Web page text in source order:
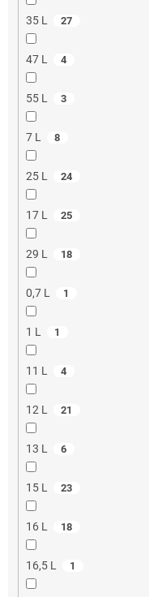
35 L 27
47 L 4
55 L 3
7 L 8
25 L 24
17 L 25
29 L 18
0,7 L 1
1 L 1
11 L 4
12 L 21
13 L 6
15 L 23
16 L 18
16,5 L 1